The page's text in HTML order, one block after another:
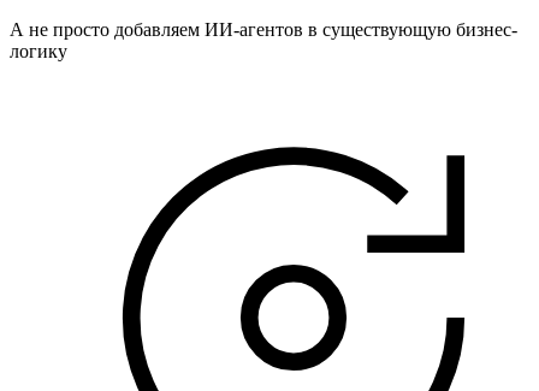
А не просто добавляем ИИ-агентов в существующую бизнес-
логику